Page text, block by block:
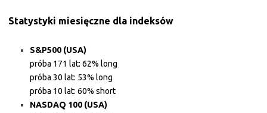
Statystyki miesięczne dla indeksów
S&P500 (USA)
próba 171 lat: 62% long
próba 30 lat: 53% long
próba 10 lat: 60% short
NASDAQ 100 (USA)